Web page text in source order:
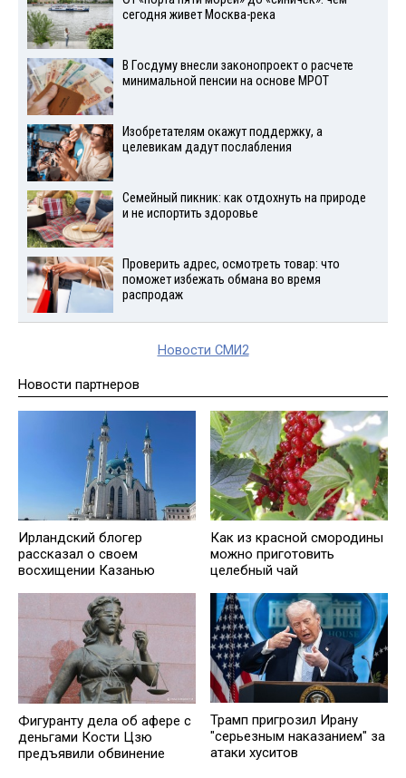
сегодня живет Москва-река
В Госдуму внесли законопроект о расчете
минимальной пенсии на основе МРОТ
Изобретателям окажут поддержку, а
целевикам дадут послабления
Семейный пикник: как отдохнуть на природе
и не испортить здоровье
Проверить адрес, осмотреть товар: что
поможет избежать обмана во время
распродаж
Новости СМИ2
Новости партнеров
Ирландский блогер
рассказал о своем
восхищении Казанью
Как из красной смородины
можно приготовить
целебный чай
Фигуранту дела об афере с
деньгами Кости Цзю
предъявили обвинение
Трамп пригрозил Ирану
"серьезным наказанием" за
атаки хуситов